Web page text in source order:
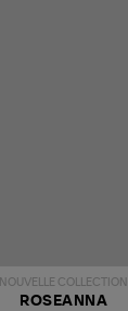
NOUVELLE COLLECTION
ROSEANNA